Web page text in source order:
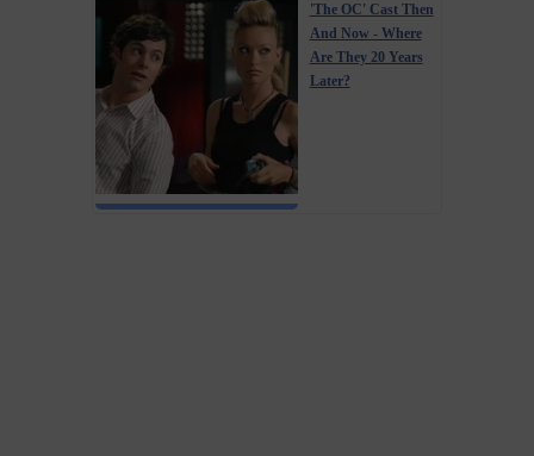
'The OC' Cast Then
And Now - Where
Are They 20 Years
Later?